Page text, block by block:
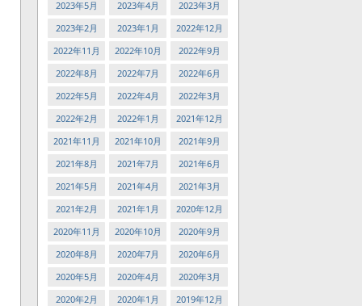
2023年5月
2023年4月
2023年3月
2023年2月
2023年1月
2022年12月
2022年11月
2022年10月
2022年9月
2022年8月
2022年7月
2022年6月
2022年5月
2022年4月
2022年3月
2022年2月
2022年1月
2021年12月
2021年11月
2021年10月
2021年9月
2021年8月
2021年7月
2021年6月
2021年5月
2021年4月
2021年3月
2021年2月
2021年1月
2020年12月
2020年11月
2020年10月
2020年9月
2020年8月
2020年7月
2020年6月
2020年5月
2020年4月
2020年3月
2020年2月
2020年1月
2019年12月